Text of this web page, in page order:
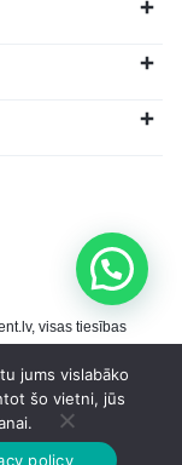
visas tiesības
jums vislabāko
šo vietni, jūs
policy